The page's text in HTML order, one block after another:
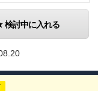
検討中に入れる